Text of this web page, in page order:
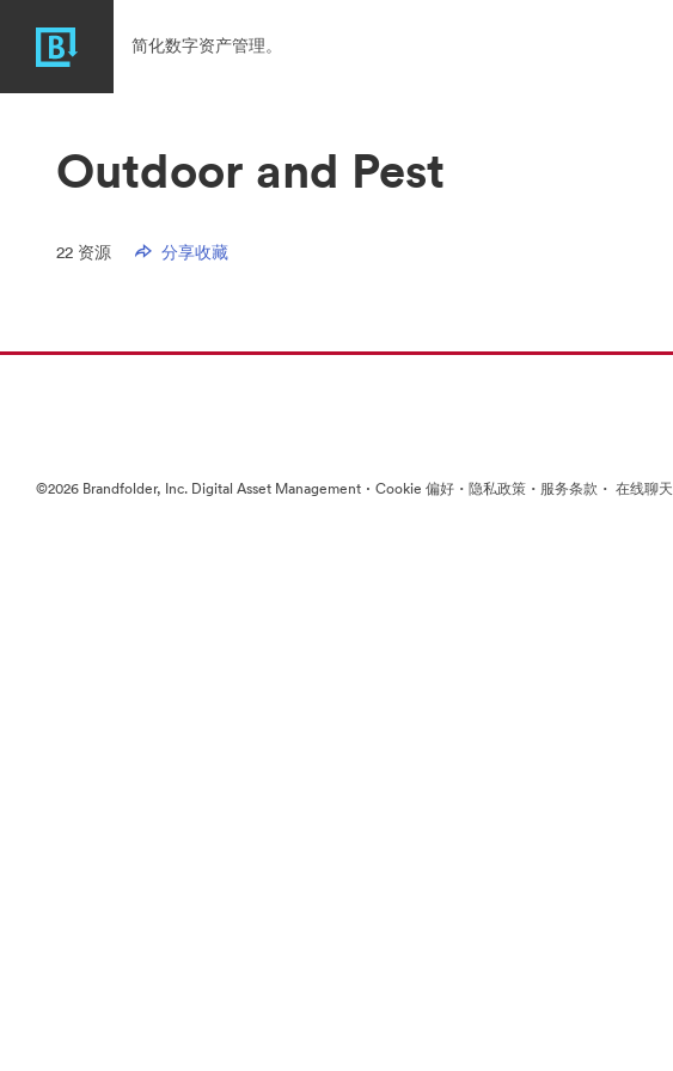
简化数字资产管理。
Outdoor and Pest
22 资源 分享收藏
©2026 Brandfolder, Inc. Digital Asset Management · Cookie 偏好 · 隐私政策 · 服务条款 · 在线聊天